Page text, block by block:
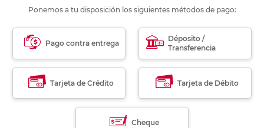
Ponemos a tu disposición los siguientes métodos de pago:
Pago contra entrega
Déposito /
Transferencia
Tarjeta de Crédito Tarjeta de Débito
Cheque